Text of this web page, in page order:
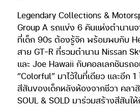
Legendary Collections &
Group A รถแข่ง 6 คันแห่งตำนาน
ที่เด็ก 90s ต้องรู้จัก พร้อมพบกับ
สาย GT-R ที่รวมตำนาน Nissan
และ Joe Hawaii กับคอลเลกชันรถ
“Colorful” มาไว้ในที่เดียว และอีก
สีสันของเด็กหลังห้องจากชีวา คลา
SOUL & SOLD มาร่วมสร้างสีสันใ